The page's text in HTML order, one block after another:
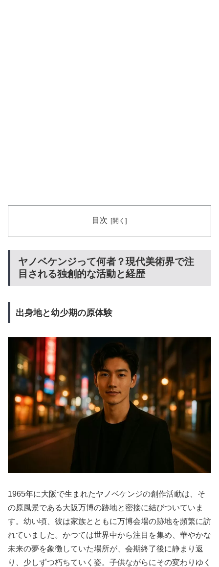
目次
ヤノベケンジって何者？現代美術界で注
目される独創的な活動と経歴
出身地と幼少期の原体験
1965年に大阪で生まれたヤノベケンジの創作活動は、そ
の原風景である大阪万博の跡地と密接に結びついていま
す。幼い頃、彼は家族とともに万博会場の跡地を頻繁に訪
れていました。かつては世界中から注目を集め、華やかな
未来の夢を象徴していた場所が、会期終了後に静まり返
り、少しずつ朽ちていく姿。子供ながらにその変わりゆく